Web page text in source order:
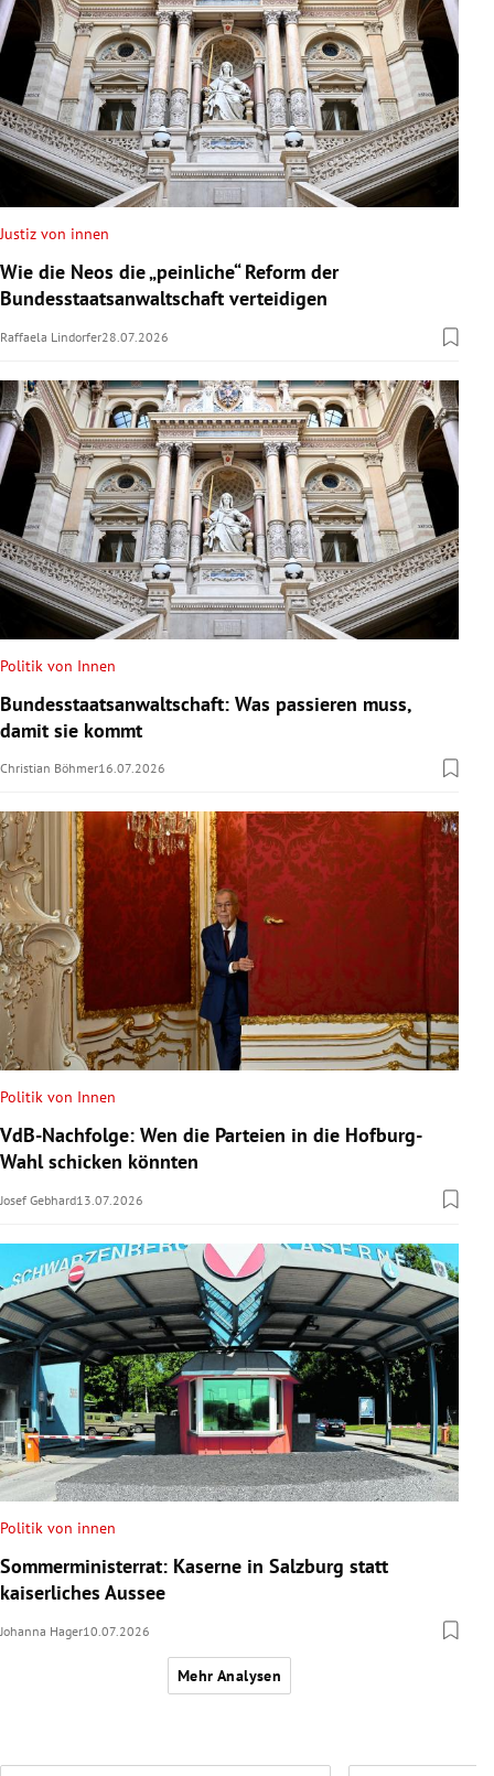
Justiz von innen
Wie die Neos die „peinliche“ Reform der
Bundesstaatsanwaltschaft verteidigen
Raffaela Lindorfer28.07.2026
Politik von Innen
Bundesstaatsanwaltschaft: Was passieren muss,
damit sie kommt
Christian Böhmer16.07.2026
Politik von Innen
VdB-Nachfolge: Wen die Parteien in die Hofburg-
Wahl schicken könnten
Josef Gebhard13.07.2026
Politik von innen
Sommerministerrat: Kaserne in Salzburg statt
kaiserliches Aussee
Johanna Hager10.07.2026
Mehr Analysen